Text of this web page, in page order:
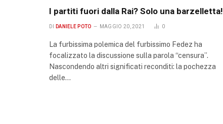
I partiti fuori dalla Rai? Solo una barzelletta!
DI DANIELE POTO MAGGIO 20, 2021 0
La furbissima polemica del furbissimo Fedez ha
focalizzato la discussione sulla parola “censura”.
Nascondendo altri significati reconditi: la pochezza
delle…